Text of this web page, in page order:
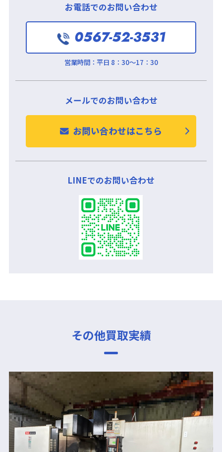
お電話でのお問い合わせ
0567-52-3531
営業時間： 平日 8：30～17：30
メールでのお問い合わせ
お問い合わせはこちら
LINEでのお問い合わせ
その他買取実績